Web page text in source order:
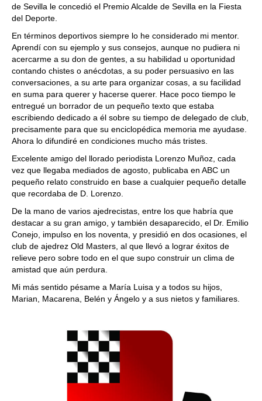
de Sevilla le concedió el Premio Alcalde de Sevilla en la Fiesta
del Deporte.
En términos deportivos siempre lo he considerado mi mentor.
Aprendí con su ejemplo y sus consejos, aunque no pudiera ni
acercarme a su don de gentes, a su habilidad u oportunidad
contando chistes o anécdotas, a su poder persuasivo en las
conversaciones, a su arte para organizar cosas, a su facilidad
en suma para querer y hacerse querer. Hace poco tiempo le
entregué un borrador de un pequeño texto que estaba
escribiendo dedicado a él sobre su tiempo de delegado de club,
precisamente para que su enciclopédica memoria me ayudase.
Ahora lo difundiré en condiciones mucho más tristes.
Excelente amigo del llorado periodista Lorenzo Muñoz, cada
vez que llegaba mediados de agosto, publicaba en ABC un
pequeño relato construido en base a cualquier pequeño detalle
que recordaba de D. Lorenzo.
De la mano de varios ajedrecistas, entre los que habría que
destacar a su gran amigo, y también desaparecido, el Dr. Emilio
Conejo, impulso en los noventa, y presidió en dos ocasiones, el
club de ajedrez Old Masters, al que llevó a lograr éxitos de
relieve pero sobre todo en el que supo construir un clima de
amistad que aún perdura.
Mi más sentido pésame a María Luisa y a todos su hijos,
Marian, Macarena, Belén y Ángelo y a sus nietos y familiares.